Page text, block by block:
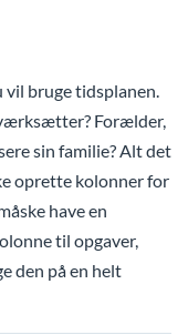
bruge tidsplanen.
Forælder,
sin familie? Alt det
oprette kolonner for
have en
til opgaver,
den på en helt